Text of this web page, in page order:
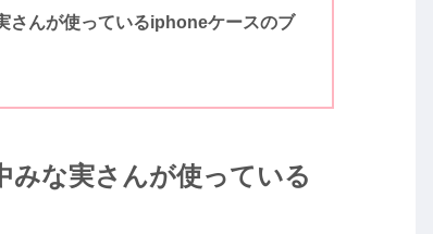
さんが使っているiphoneケースのブ
みな実さんが使っている